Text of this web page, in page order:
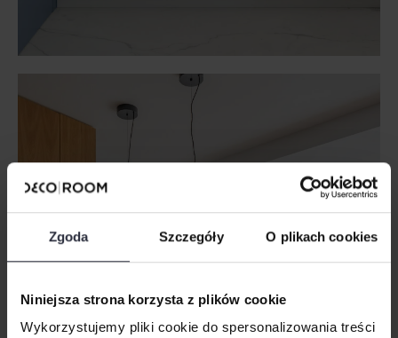
Zgoda Szczegóły O plikach cookies
Niniejsza strona korzysta z plików cookie
Wykorzystujemy pliki cookie do spersonalizowania treści